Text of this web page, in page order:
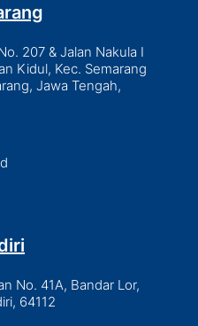
207 & Jalan Nakula I
Kidul, Kec. Semarang
Jawa Tengah,
No. 41A, Bandar Lor,
64112